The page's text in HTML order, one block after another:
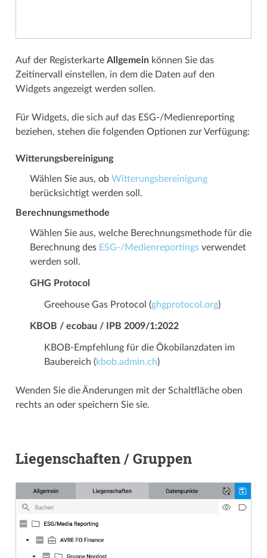
Auf der Registerkarte Allgemeinkönnen Sie das
Zeitinervall einstellen, in dem die Daten auf den
Widgets angezeigt werden sollen.
Für Widgets, die sich auf das ESG-/Medienreporting
beziehen, stehen die folgenden Optionen zur Verfügung:
Witterungsbereinigung
Wählen Sie aus, ob Witterungsbereinigung
berücksichtigt werden soll.
Berechnungsmethode
Wählen Sie aus, welche Berechnungsmethode für die
Berechnung des ESG-/Medienreportingsverwendet
werden soll.
GHG Protocol
Greehouse Gas Protocol (ghgprotocol.org)
KBOB / ecobau / IPB 2009/1:2022
KBOB-Empfehlung für die Ökobilanzdaten im
Baubereich (kbob.admin.ch)
Wenden Sie die Änderungen mit der Schaltfläche oben
rechts an oder speichern Sie sie.
Liegenschaften / Gruppen